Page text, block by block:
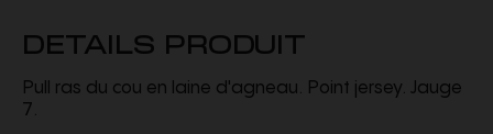
DETAILS PRODUIT
Pull ras du cou en laine d'agneau. Point jersey. Jauge
7.